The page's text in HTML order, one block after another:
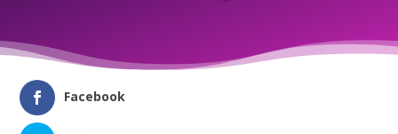
Facebook